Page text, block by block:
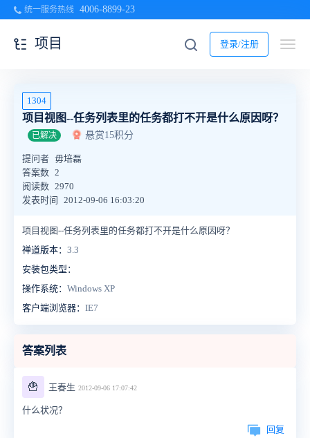
统一服务热线 4006-8899-23
登录/注册
项目
1304
项目视图--任务列表里的任务都打不开是什么原因呀？
已解决 悬赏15积分
提问者 毋培磊
答案数 2
阅读数 2970
发表时间
2012-09-06 16:03:20
项目视图--任务列表里的任务都打不开是什么原因呀？
禅道版本： 3.3
安装包类型：
操作系统： Windows XP
客户端浏览器： IE7
答案列表
🍟 王春生 2012-09-06 17:07:42
什么状况？
回复